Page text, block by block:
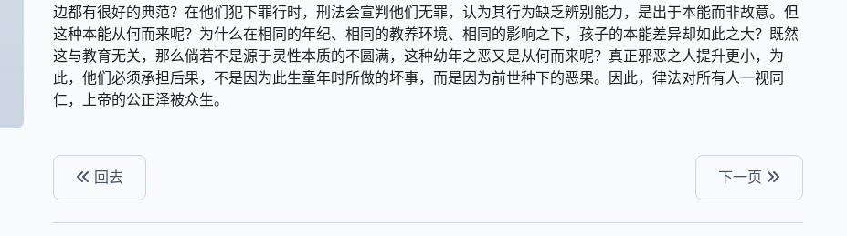
边都有很好的典范？在他们犯下罪行时，刑法会宣判他们无罪，认为其行为缺乏辨别能力，是出于本能而非故意。但
这种本能从何而来呢？为什么在相同的年纪、相同的教养环境、相同的影响之下，孩子的本能差异却如此之大？既然
这与教育无关，那么倘若不是源于灵性本质的不圆满，这种幼年之恶又是从何而来呢？真正邪恶之人提升更小，为
此，他们必须承担后果，不是因为此生童年时所做的坏事，而是因为前世种下的恶果。因此，律法对所有人一视同
仁，上帝的公正泽被众生。
回去 下一页